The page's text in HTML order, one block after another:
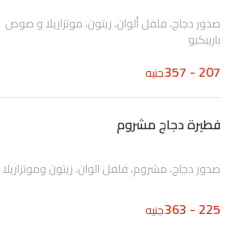
صدور دجاج، فلفل ألوان، زيتون، موتزاريلا و صوص
باربيكيو
207 - 357 جنيه
فطيرة دجاج مشروم
صدور دجاج، مشروم، فلفل الوان، زيتون وموتزاريلا
225 - 363 جنيه